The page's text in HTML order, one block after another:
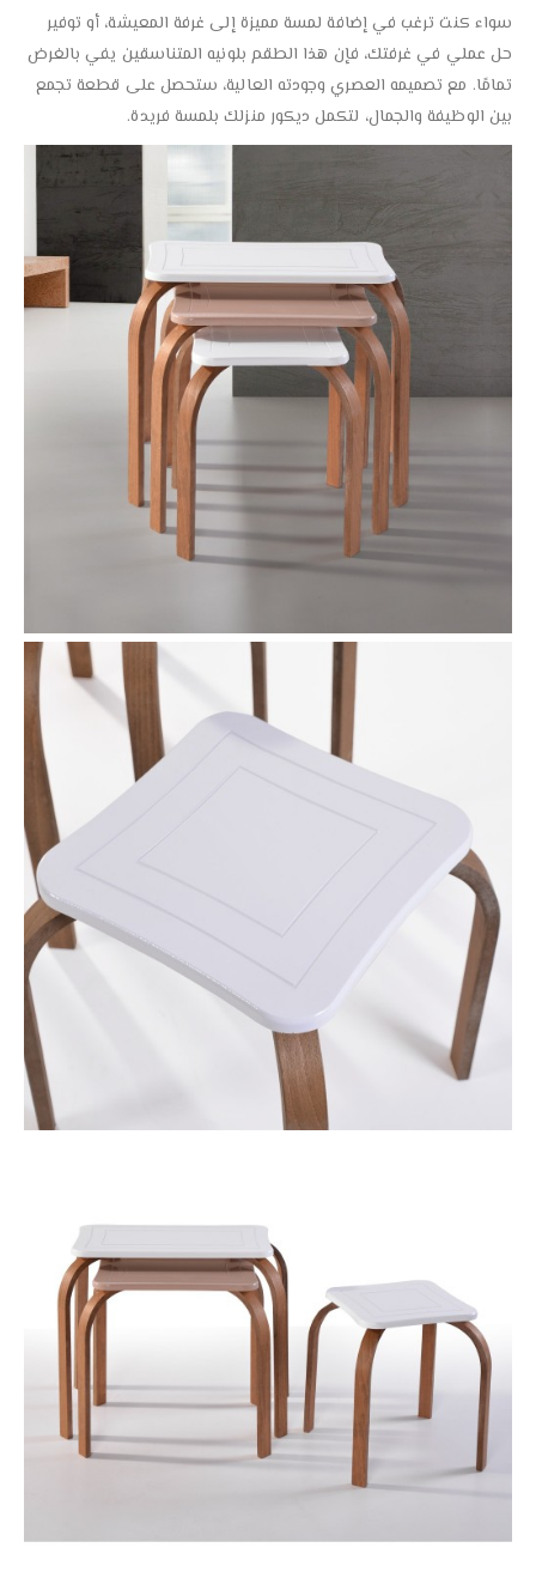
سواء كنت ترغب في إضافة لمسة مميزة إلى غرفة المعيشة، أو توفير
حل عملي في غرفتك، فإن هذا الطقم بلونيه المتناسقين يفي بالغرض
تمامًا. مع تصميمه العصري وجودته العالية، ستحصل على قطعة تجمع
بين الوظيفة والجمال، لتكمل ديكور منزلك بلمسة فريدة.